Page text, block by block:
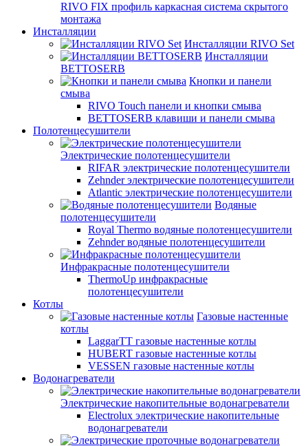
RIVO FIX профиль каркасная система скрытого
монтажа
Инсталляции
Инсталляции RIVO Set
Инсталляции
BETTOSERB
Кнопки и панели
смыва
RIVO Touch панели и кнопки смыва
BETTOSERB клавиши и панели смыва
Полотенцесушители
Электрические полотенцесушители
RIFAR электрические полотенцесушители
Zehnder электрические полотенцесушители
Atlantic электрические полотенцесушители
Водяные
полотенцесушители
Royal Thermo водяные полотенцесушители
Zehnder водяные полотенцесушители
Инфракрасные полотенцесушители
ThermoUp инфракрасные
полотенцесушители
Котлы
Газовые настенные
котлы
LaggarTT газовые настенные котлы
HUBERT газовые настенные котлы
VESSEN газовые настенные котлы
Водонагреватели
Электрические накопительные водонагреватели
Electrolux электрические накопительные
водонагреватели